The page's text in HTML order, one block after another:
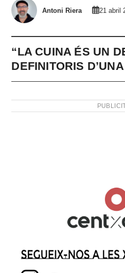
Antoni Riera 21 abril
“LA CUINA ÉS UN
DEFINITORIS